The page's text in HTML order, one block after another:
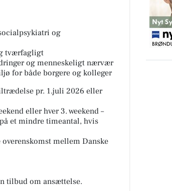
og
tværfagligt
og menneskeligt nærvær
for både borgere og kolleger
pr. 1.juli 2026 eller
eller hver 3. weekend –
et mindre timeantal, hvis
mellem Danske
tilbud om ansættelse.